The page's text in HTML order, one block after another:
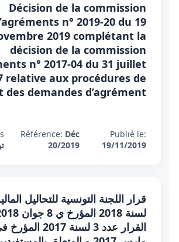
Décision de la commission
n° 2019-20 du 19
2019 complétant la
décision de la commission
n° 2017-04 du 31 juillet
relative aux procédures de
des demandes d’agrément
Publié le:
19/11/2019
Référence: Déc
20/2019